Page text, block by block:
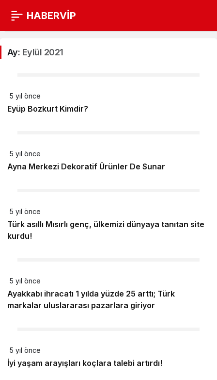
HABERVİP
Ay: Eylül 2021
5 yıl önce
Eyüp Bozkurt Kimdir?
5 yıl önce
Ayna Merkezi Dekoratif Ürünler De Sunar
5 yıl önce
Türk asıllı Mısırlı genç, ülkemizi dünyaya tanıtan site
kurdu!
5 yıl önce
Ayakkabı ihracatı 1 yılda yüzde 25 arttı; Türk
markalar uluslararası pazarlara giriyor
5 yıl önce
İyi yaşam arayışları koçlara talebi artırdı!